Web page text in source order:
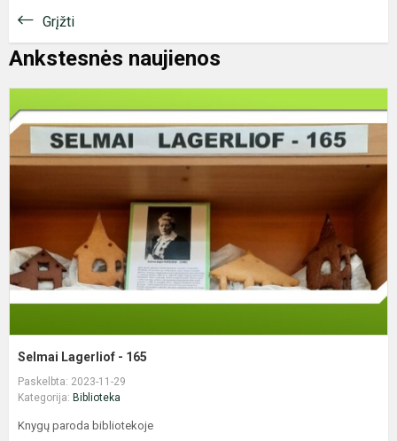
Grįžti
Ankstesnės naujienos
Selmai Lagerliof - 165
Paskelbta: 2023-11-29
Kategorija: Biblioteka
Knygų paroda bibliotekoje